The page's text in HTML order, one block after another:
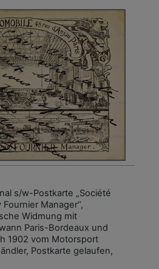
s/w-Postkarte „Société
Manager“,
Widmung mit
Paris-Bordeaux und
1902 vom Motorsport
Postkarte gelaufen,